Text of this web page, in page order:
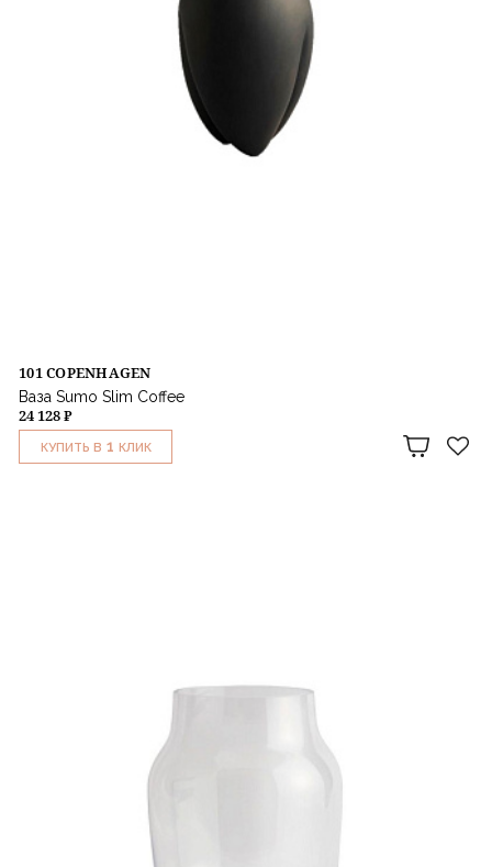
101 COPENHAGEN
Ваза Sumo Slim Coffee
24 128 ₽
КУПИТЬ В 1 КЛИК